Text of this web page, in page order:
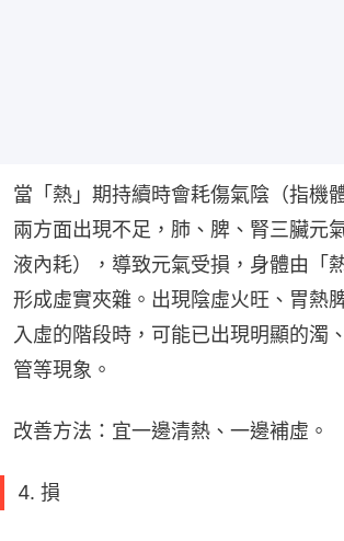
當「熱」期持續時會耗傷氣陰（指機
兩方面出現不足，肺、脾、腎三臟元
液內耗），導致元氣受損，身體由「
形成虛實夾雜。出現陰虛火旺、胃熱
入虛的階段時，可能已出現明顯的濁
管等現象。
改善方法：宜一邊清熱、一邊補虛。
4. 損